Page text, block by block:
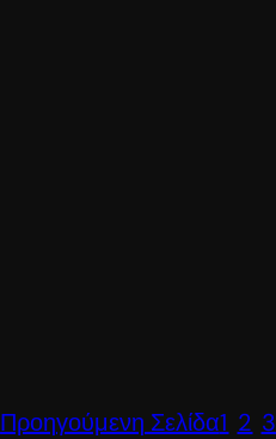
Προηγούμενη Σελίδα1 2 3